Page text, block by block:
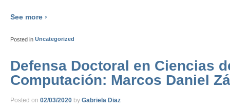
See more ›
Posted in Uncategorized
Defensa Doctoral en Ciencias
Computación: Marcos Daniel
Posted on 02/03/2020 by Gabriela Diaz